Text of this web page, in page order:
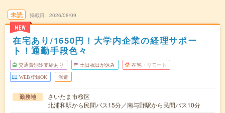
未読
NEW
掲載日 2026/08/09
在宅あり/1650円！大学内企業の経理サポー
ト！通勤手段色々
交通費別途支給あり 土日祝日が休み 在宅・リモート
WEB登録OK 派遣
勤務地
さいたま市桜区
北浦和駅から民間バス15分／南与野駅から民間バス10分